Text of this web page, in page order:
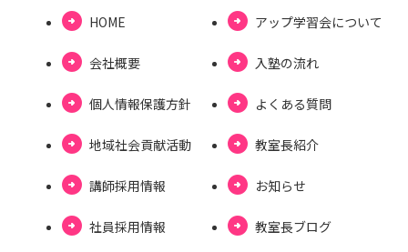
HOME
会社概要
個⼈情報保護⽅針
地域社会貢献活動
講師採用情報
社員採用情報
アップ学習会について
⼊塾の流れ
よくある質問
教室長紹介
お知らせ
教室⻑ブログ